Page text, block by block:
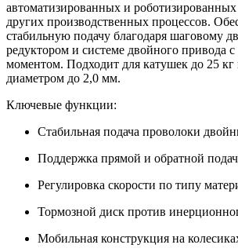
автоматизированных и
других производственных процессов.
стабильную подачу благодаря шаговому
редуктором и системе двойного привода
моментом. Подходит для катушек до 25 кг
диаметром до 2,0 мм.
Ключевые функции:
Стабильная подача проволоки
Поддержка прямой и обратной
Регулировка скорости по типу
Тормозной диск против
Мобильная конструкция на